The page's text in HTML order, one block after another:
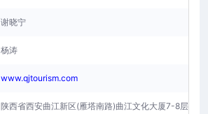
谢晓宁
杨涛
www.qjtourism.com
陕西省西安曲江新区(雁塔南路)曲江文化大厦7-8层